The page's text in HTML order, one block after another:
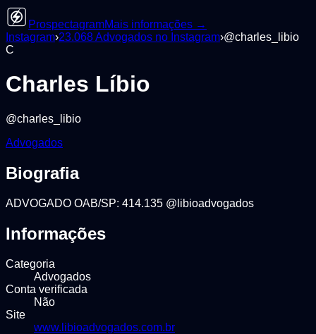
ProspectagramMais informações →
Instagram›23.068Advogados no Instagram›@charles_libio
C
Charles Líbio
@charles_libio
Advogados
Biografia
ADVOGADO OAB/SP: 414.135 @libioadvogados
Informações
Categoria
Advogados
Conta verificada
Não
Site
www.libioadvogados.com.br